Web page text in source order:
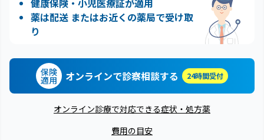
薬は配送 またはお近くの薬局で受け取
り
保険
適用 オンラインで診察相談する 24時間受付
オンライン診療で対応できる症状・処方薬
費用の目安